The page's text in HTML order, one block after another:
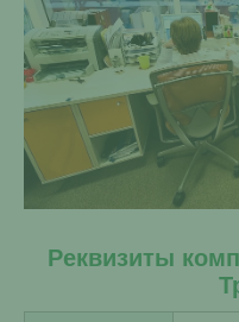
Реквизиты